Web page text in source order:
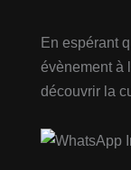
En espérant
évènement à
découvrir la